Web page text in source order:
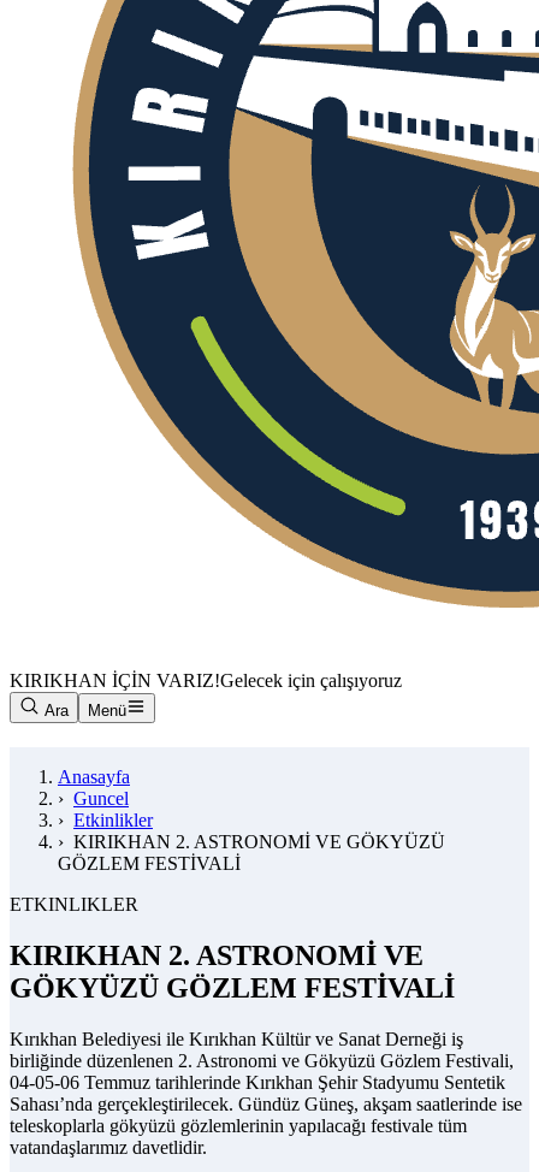
KIRIKHAN İÇİN VARIZ!Gelecek için çalışıyoruz
Ara Menü
Anasayfa
› Guncel
› Etkinlikler
› KIRIKHAN 2. ASTRONOMİ VE GÖKYÜZÜ
GÖZLEM FESTİVALİ
ETKINLIKLER
KIRIKHAN 2. ASTRONOMİ VE
GÖKYÜZÜ GÖZLEM FESTİVALİ
Kırıkhan Belediyesi ile Kırıkhan Kültür ve Sanat Derneği iş
birliğinde düzenlenen 2. Astronomi ve Gökyüzü Gözlem Festivali,
04-05-06 Temmuz tarihlerinde Kırıkhan Şehir Stadyumu Sentetik
Sahası’nda gerçekleştirilecek. Gündüz Güneş, akşam saatlerinde ise
teleskoplarla gökyüzü gözlemlerinin yapılacağı festivale tüm
vatandaşlarımız davetlidir.